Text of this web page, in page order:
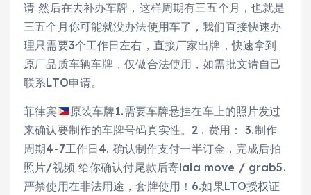
请 然后在去补办车牌，这样周期有三五个月，也就是
三五个月你可能就没办法使用车了，我们直接快速办
理只需要3个工作日左右，直接厂家出牌，快速拿到
原厂品质车辆车牌，仅做合法使用，如需批文请自己
联系LTO申请。
菲律宾
原装车牌1.需要车牌悬挂在车上的照片发过
来确认要制作的车牌号码真实性。2 . 费用： 3.制作
周期4-7工作日4. 确认制作支付一半订金，完成后拍
照片/视频 给你确认付尾款后寄lala move / grab5.
严禁使用在非法用途，套牌使用！6.如果LTO授权证